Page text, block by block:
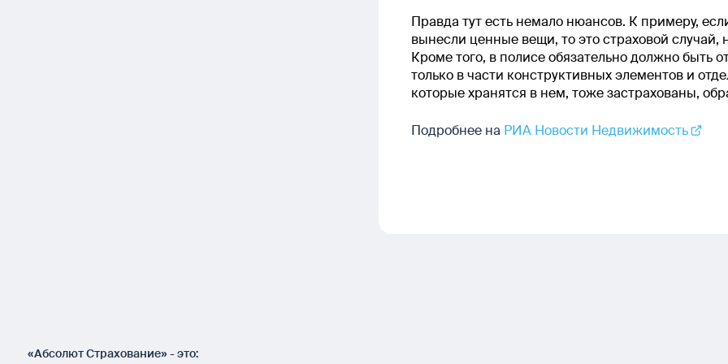
Правда тут есть немало нюансов. К примеру,
вынесли ценные вещи, то это страховой случай,
Кроме того, в полисе обязательно должно быть
только в части конструктивных элементов и
которые хранятся в нем, тоже застрахованы,
Подробнее на РИА Новости Недвижимость
«Абсолют Страхование» - это: